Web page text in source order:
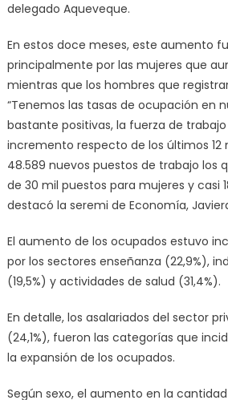
delegado Aqueveque.
En estos doce meses, este aumento
principalmente por las mujeres que
mientras que los hombres que
“Tenemos las tasas de ocupación en
bastante positivas, la fuerza de
incremento respecto de los últimos 12
48.589 nuevos puestos de trabajo los
de 30 mil puestos para mujeres y casi
destacó la seremi de Economía,
El aumento de los ocupados estuvo
por los sectores enseñanza (22,9%),
(19,5%) y actividades de salud (31,4%).
En detalle, los asalariados del sector
(24,1%), fueron las categorías que
la expansión de los ocupados.
Según sexo, el aumento en la